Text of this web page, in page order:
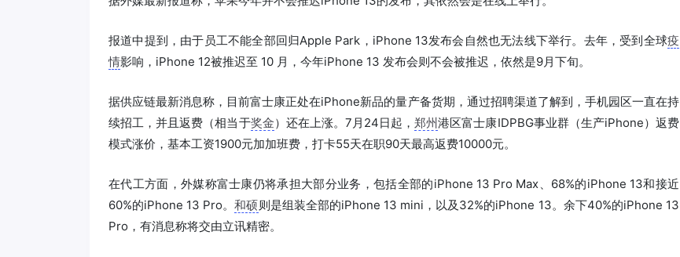
报道中提到，由于员工不能全部回归Apple Park，iPhone 13发布会自然也无法线下举行。去年，受到全球疫
情影响，iPhone 12被推迟至 10 月，今年iPhone 13 发布会则不会被推迟，依然是9月下旬。
据供应链最新消息称，目前富士康正处在iPhone新品的量产备货期，通过招聘渠道了解到，手机园区一直在持
续招工，并且返费（相当于奖金）还在上涨。7月24日起，郑州港区富士康IDPBG事业群（生产iPhone）返费
模式涨价，基本工资1900元加加班费，打卡55天在职90天最高返费10000元。
在代工方面，外媒称富士康仍将承担大部分业务，包括全部的iPhone 13 Pro Max、68%的iPhone 13和接近
60%的iPhone 13 Pro。和硕则是组装全部的iPhone 13 mini，以及32%的iPhone 13。余下40%的iPhone 13
Pro，有消息称将交由立讯精密。